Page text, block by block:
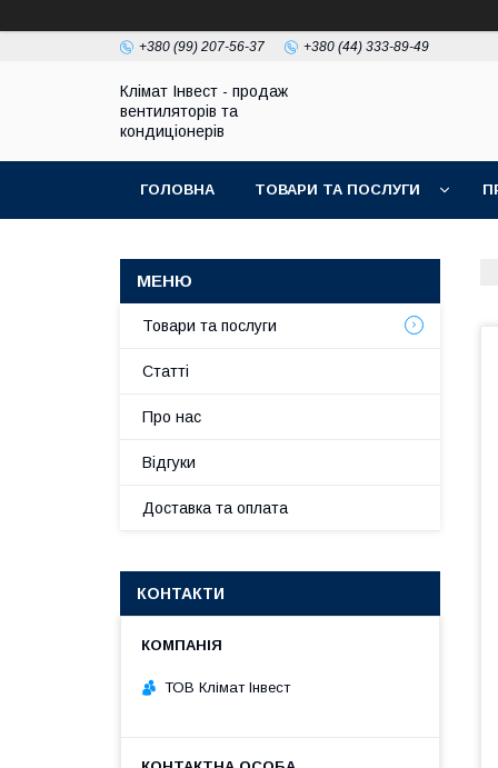
+380 (99) 207-56-37 +380 (44) 333-89-49
Клімат Інвест - продаж
вентиляторів та
кондиціонерів
ГОЛОВНА ТОВАРИ ТА ПОСЛУГИ
Товари та послуги
Статті
Про нас
Відгуки
Доставка та оплата
КОНТАКТИ
ТОВ Клімат Інвест